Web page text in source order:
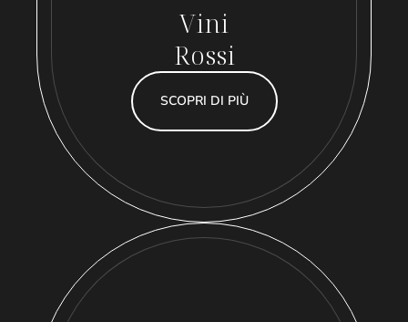
Vini
Rossi
SCOPRI DI PIÙ